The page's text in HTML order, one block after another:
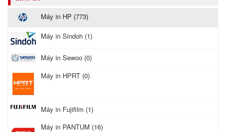
Máy in HP (773)
Máy in Sindoh (1)
Máy in Sewoo (0)
Máy in HPRT (0)
Máy in Fujifilm (1)
Máy in PANTUM (16)